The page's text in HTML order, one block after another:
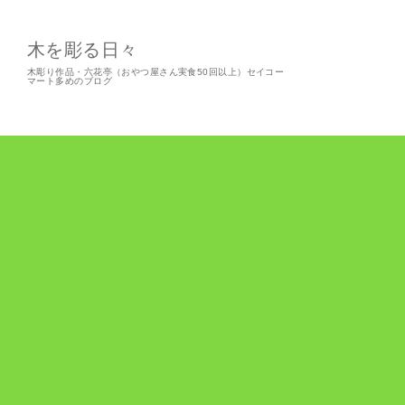
木を彫る日々
木彫り作品・六花亭（おやつ屋さん実食50回以上）セイコー
マート多めのブログ